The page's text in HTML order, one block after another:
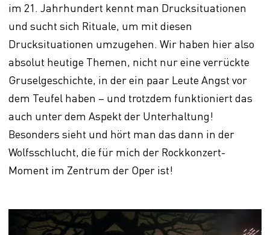
im 21. Jahrhundert kennt man Drucksituationen
und sucht sich Rituale, um mit diesen
Drucksituationen umzugehen. Wir haben hier also
absolut heutige Themen, nicht nur eine verrückte
Gruselgeschichte, in der ein paar Leute Angst vor
dem Teufel haben – und trotzdem funktioniert das
auch unter dem Aspekt der Unterhaltung!
Besonders sieht und hört man das dann in der
Wolfsschlucht, die für mich der Rockkonzert-
Moment im Zentrum der Oper ist!